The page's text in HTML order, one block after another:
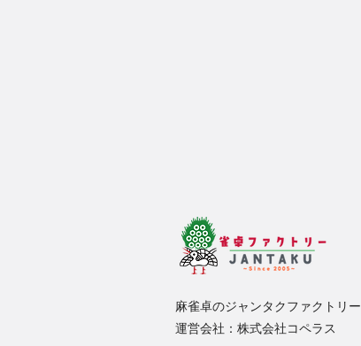
麻雀卓のジャンタクファクトリー
運営会社：株式会社コペラス